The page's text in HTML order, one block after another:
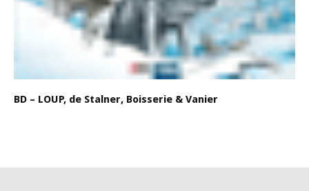
BD – LOUP, de Stalner, Boisserie & Vanier